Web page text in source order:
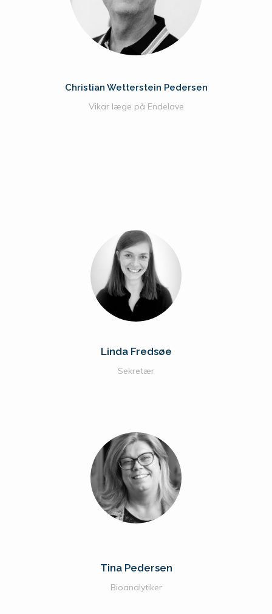
Christian Wetterstein Pedersen
Vikar læge på Endelave
Linda Fredsøe
Sekretær
Tina Pedersen
Bioanalytiker